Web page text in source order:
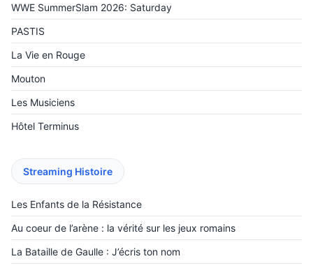
WWE SummerSlam 2026: Saturday
PASTIS
La Vie en Rouge
Mouton
Les Musiciens
Hôtel Terminus
Streaming Histoire
Les Enfants de la Résistance
Au coeur de l’arène : la vérité sur les jeux romains
La Bataille de Gaulle : J’écris ton nom